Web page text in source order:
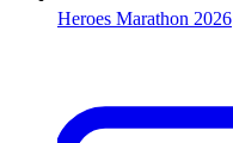
Heroes Marathon 2026